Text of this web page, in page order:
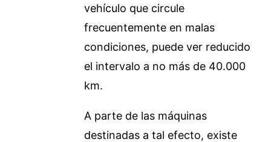
vehículo que circule
frecuentemente en malas
condiciones, puede ver reducido
el intervalo a no más de 40.000
km.
A parte de las máquinas
destinadas a tal efecto, existe